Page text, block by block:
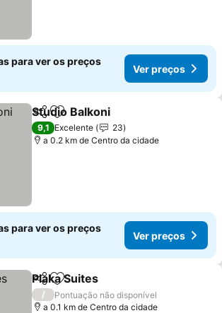
para ver os preços
Ver preços
PartilharAdicionar aos favoritos
Studio Balkoni
9,1 Excelente
23
a 0.2 km de Centro da cidade
para ver os preços
Ver preços
PartilharAdicionar aos favoritos
Plaka Suites
/
Pontuação não disponível
a 0.1 km de Centro da cidade